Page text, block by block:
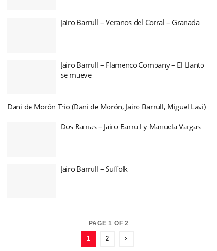
Jairo Barrull – Veranos del Corral – Granada
Jairo Barrull – Flamenco Company – El Llanto
se mueve
Dani de Morón Trio (Dani de Morón, Jairo Barrull, Miguel Lavi)
Dos Ramas – Jairo Barrull y Manuela Vargas
Jairo Barrull – Suffolk
PAGE 1 OF 2
1 2